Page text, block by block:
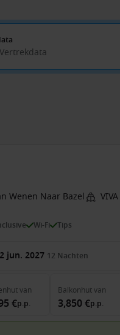
Wenen Naar Bazel
Wi-Fi Tips
jun. 2027 12 Nachten
van
€p.p.
Balkonhutvan
3,850 €p.p.